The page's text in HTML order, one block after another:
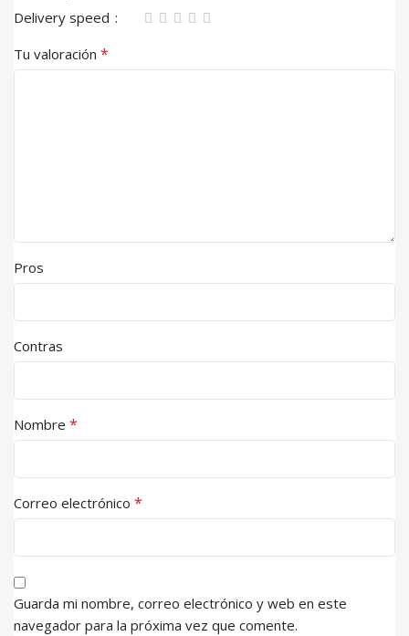
Delivery speed
Tu valoración *
Pros
Contras
Nombre *
Correo electrónico *
Guarda mi nombre, correo electrónico y web en este
navegador para la próxima vez que comente.